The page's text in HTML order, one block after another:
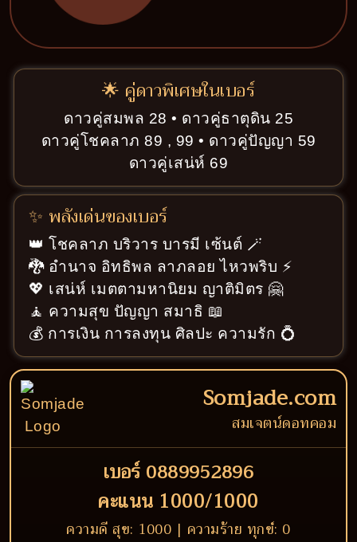
🌟 คู่ดาวพิเศษในเบอร์
ดาวคู่สมพล 28 • ดาวคู่ธาตุดิน 25
ดาวคู่โชคลาภ 89 , 99 • ดาวคู่ปัญญา 59
ดาวคู่เสน่ห์ 69
✨ พลังเด่นของเบอร์
👑 โชคลาภ บริวาร บารมี เซ้นต์ 🪄
🐉 อำนาจ อิทธิพล ลาภลอย ไหวพริบ ⚡
💖 เสน่ห์ เมตตามหานิยม ญาติมิตร 🤗
🧘 ความสุข ปัญญา สมาธิ 📖
💰 การเงิน การลงทุน ศิลปะ ความรัก 💍
Somjade.com
สมเจตน์ดอทคอม
เบอร์ 0889952896
คะแนน 1000/1000
ความดี สุข: 1000 | ความร้าย ทุกข์: 0